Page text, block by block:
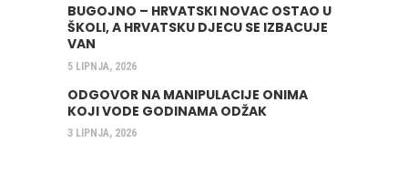
BUGOJNO – HRVATSKI NOVAC OSTAO U
ŠKOLI, A HRVATSKU DJECU SE IZBACUJE
VAN
5 LIPNJA, 2026
ODGOVOR NA MANIPULACIJE ONIMA
KOJI VODE GODINAMA ODŽAK
3 LIPNJA, 2026